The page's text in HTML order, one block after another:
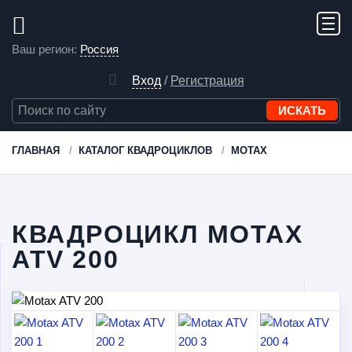
Ваш регион: Россия
Вход / Регистрация
ГЛАВНАЯ КАТАЛОГ КВАДРОЦИКЛОВ MOTAX
КВАДРОЦИКЛ MOTAX
ATV 200